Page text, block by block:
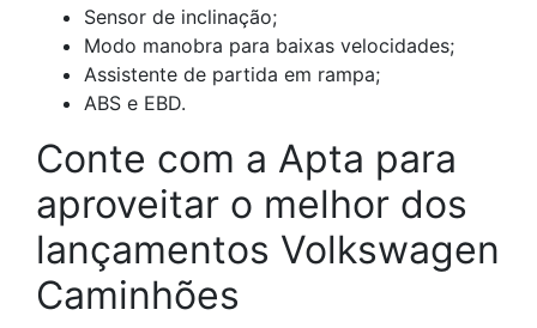
Sensor de inclinação;
Modo manobra para baixas velocidades;
Assistente de partida em rampa;
ABS e EBD.
Conte com a Apta para
aproveitar o melhor dos
lançamentos Volkswagen
Caminhões